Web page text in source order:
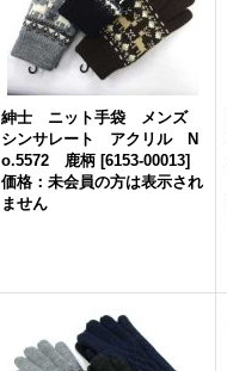
紳士 ニット手袋 メンズ
シンサレート アクリル N
o.5572 鹿柄 [6153-00013]
価格：未会員の方は表示され
ません